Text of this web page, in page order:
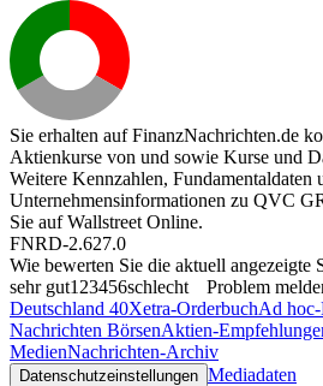
Sie erhalten auf FinanzNachrichten.de
Aktienkurse von und sowie Kurse und
Weitere Kennzahlen, Fundamentaldaten
Unternehmensinformationen zu QVC
Sie aufWallstreet Online.
FNRD-2.627.0
Wie bewerten Sie die aktuell angezeigte
sehr gut1 23456schlecht
Problem
Deutschland 40Xetra-OrderbuchAd
Nachrichten BörsenAktien-
MedienNachrichten-Archiv
Datenschutzeinstellungen Mediadaten